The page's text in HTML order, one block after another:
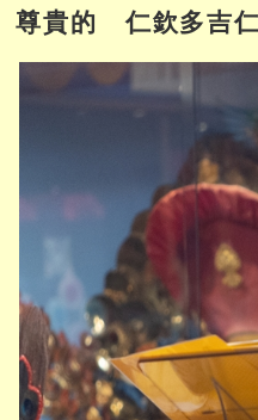
尊貴的 仁欽多吉